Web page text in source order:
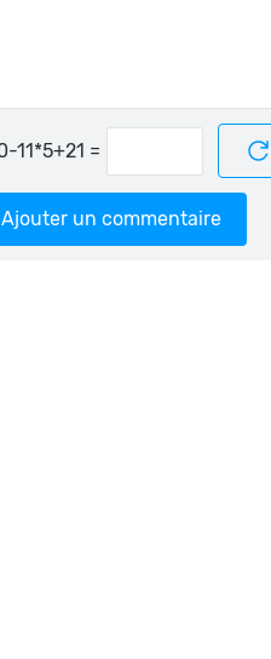
=
Ajouter un commentaire